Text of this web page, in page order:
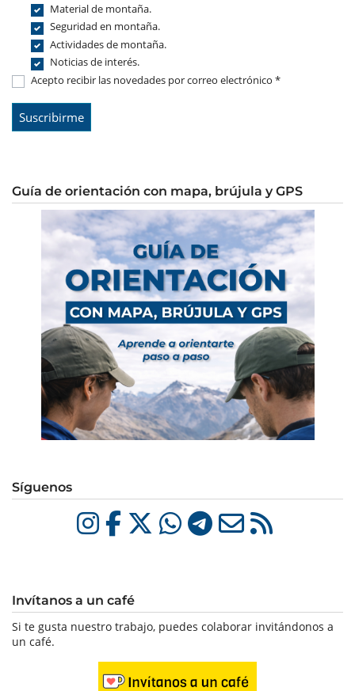
Material de montaña.
Seguridad en montaña.
Actividades de montaña.
Noticias de interés.
Acepto recibir las novedades por correo electrónico *
Guía de orientación con mapa, brújula y GPS
Síguenos
Invítanos a un café
Si te gusta nuestro trabajo, puedes colaborar invitándonos a
un café.